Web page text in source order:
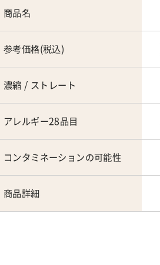
商品名
参考価格(税込)
濃縮 / ストレート
アレルギー28品目
コンタミネーションの可能性
商品詳細